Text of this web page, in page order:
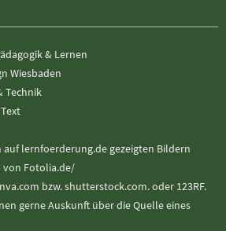
& Lernen
Wiesbaden
Technik
auf lernfoerderung.de gezeigten Bildern
von Fotolia.de/
bzw. shutterstock.com. oder 123RF.
gerne Auskunft über die Quelle eines